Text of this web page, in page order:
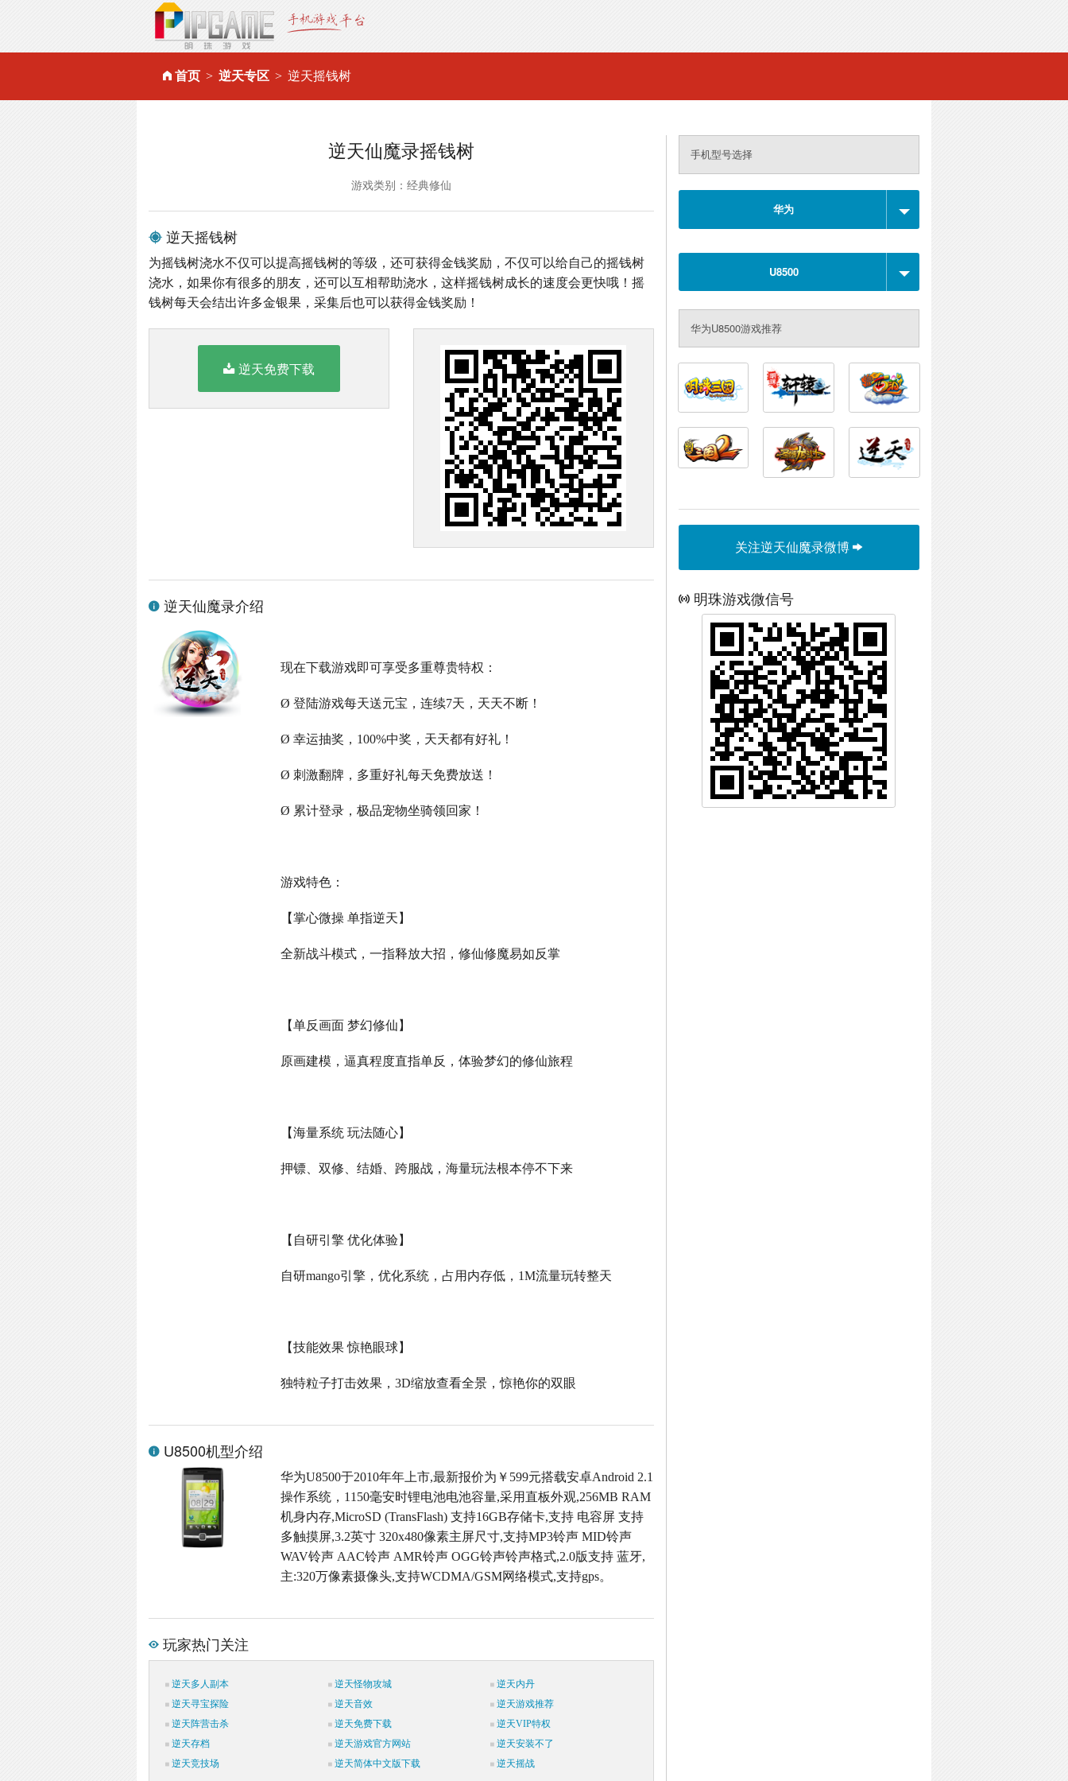
首页 逆天专区 逆天摇钱树
逆天仙魔录摇钱树
游戏类别：经典修仙
逆天摇钱树
为摇钱树浇水不仅可以提高摇钱树的等级，还可获得金钱奖励，不仅可以给自己的摇钱树
浇水，如果你有很多的朋友，还可以互相帮助浇水，这样摇钱树成长的速度会更快哦！摇
钱树每天会结出许多金银果，采集后也可以获得金钱奖励！
逆天免费下载
逆天仙魔录介绍
现在下载游戏即可享受多重尊贵特权：
Ø 登陆游戏每天送元宝，连续7天，天天不断！
Ø 幸运抽奖，100%中奖，天天都有好礼！
Ø 刺激翻牌，多重好礼每天免费放送！
Ø 累计登录，极品宠物坐骑领回家！
游戏特色：
【掌心微操 单指逆天】
全新战斗模式，一指释放大招，修仙修魔易如反掌
【单反画面 梦幻修仙】
原画建模，逼真程度直指单反，体验梦幻的修仙旅程
【海量系统 玩法随心】
押镖、双修、结婚、跨服战，海量玩法根本停不下来
【自研引擎 优化体验】
自研mango引擎，优化系统，占用内存低， 1M流量玩转整天
【技能效果 惊艳眼球】
独特粒子打击效果，3D缩放查看全景，惊艳你的双眼
U8500机型介绍
华为U8500于2010年年上市,最新报价为￥599元搭载安卓Android 2.1
操作系统，1150毫安时锂电池电池容量,采用直板外观,256MB RAM
机身内存,MicroSD (TransFlash) 支持16GB存储卡,支持 电容屏 支持
多触摸屏,3.2英寸 320x480像素主屏尺寸,支持MP3铃声 MID铃声
WAV铃声 AAC铃声 AMR铃声 OGG铃声铃声格式,2.0版支持 蓝牙,
主:320万像素摄像头,支持WCDMA/GSM网络模式,支持gps。
玩家热门关注
逆天多人副本 逆天怪物攻城
逆天内丹
逆天寻宝探险
逆天音效
逆天游戏推荐
逆天阵营击杀
逆天免费下载
逆天VIP特权
逆天存档
逆天游戏官方网站
逆天安装不了
逆天竞技场
逆天简体中文版下载 逆天摇战
手机型号选择
华为
U8500
华为U8500游戏推荐
关注逆天仙魔录微博
明珠游戏微信号